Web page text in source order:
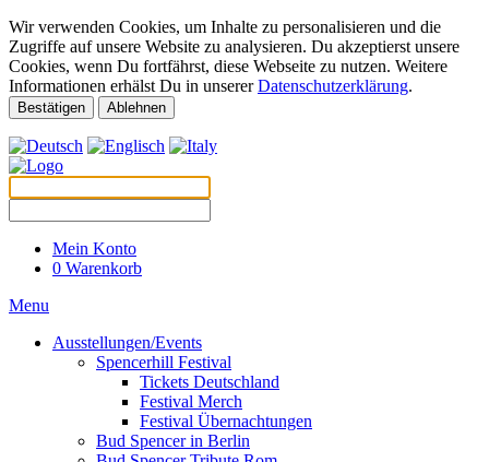
Wir verwenden Cookies, um Inhalte zu personalisieren und die
Zugriffe auf unsere Website zu analysieren. Du akzeptierst unsere
Cookies, wenn Du fortfährst, diese Webseite zu nutzen. Weitere
Informationen erhälst Du in unsererDatenschutzerklärung.
Bestätigen Ablehnen
Mein Konto
0 Warenkorb
Menu
Ausstellungen/Events
Spencerhill Festival
Tickets Deutschland
Festival Merch
Festival Übernachtungen
Bud Spencer in Berlin